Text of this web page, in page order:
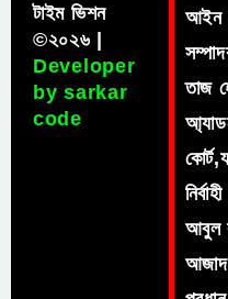
টাইম ভিশন
©২০২৬ |
Developer
by sarkar
code
আইন
তাজ
আবুল
আজাদ